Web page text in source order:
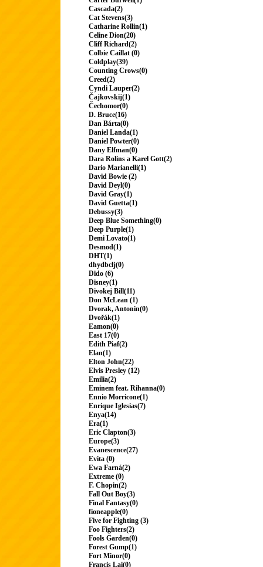
Cascada(2)
Cat Stevens(3)
Catharine Rollin(1)
Celine Dion(20)
Cliff Richard(2)
Colbie Caillat (0)
Coldplay(39)
Counting Crows(0)
Creed(2)
Cyndi Lauper(2)
Čajkovskij(1)
Čechomor(0)
D. Bruce(16)
Dan Bárta(0)
Daniel Landa(1)
Daniel Powter(0)
Dany Elfman(0)
Dara Rolins a Karel Gott(2)
Dario Marianelli(1)
David Bowie (2)
David Deyl(0)
David Gray(1)
David Guetta(1)
Debussy(3)
Deep Blue Something(0)
Deep Purple(1)
Demi Lovato(1)
Desmod(1)
DHT(1)
dhydbclj(0)
Dido (6)
Disney(1)
Divokej Bill(11)
Don McLean (1)
Dvorak, Antonin(0)
Dvořák(1)
Eamon(0)
East 17(0)
Edith Piaf(2)
Elan(1)
Elton John(22)
Elvis Presley (12)
Emilia(2)
Eminem feat. Rihanna(0)
Ennio Morricone(1)
Enrique Iglesias(7)
Enya(14)
Era(1)
Eric Clapton(3)
Europe(3)
Evanescence(27)
Evita (0)
Ewa Farná(2)
Extreme (0)
F. Chopin(2)
Fall Out Boy(3)
Final Fantasy(0)
fioneapple(0)
Five for Fighting (3)
Foo Fighters(2)
Fools Garden(0)
Forest Gump(1)
Fort Minor(0)
Francis Lai(0)